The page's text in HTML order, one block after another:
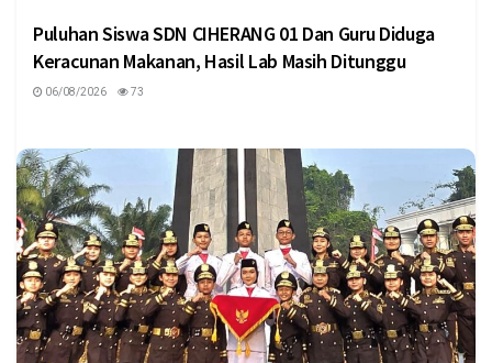
Puluhan Siswa SDN CIHERANG 01 Dan Guru Diduga
Keracunan Makanan, Hasil Lab Masih Ditunggu
06/08/2026 73